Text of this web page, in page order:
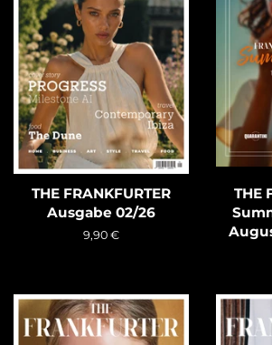
THE FRANKFURTER
Ausgabe 02/26
Normaler
9,90 €
THE